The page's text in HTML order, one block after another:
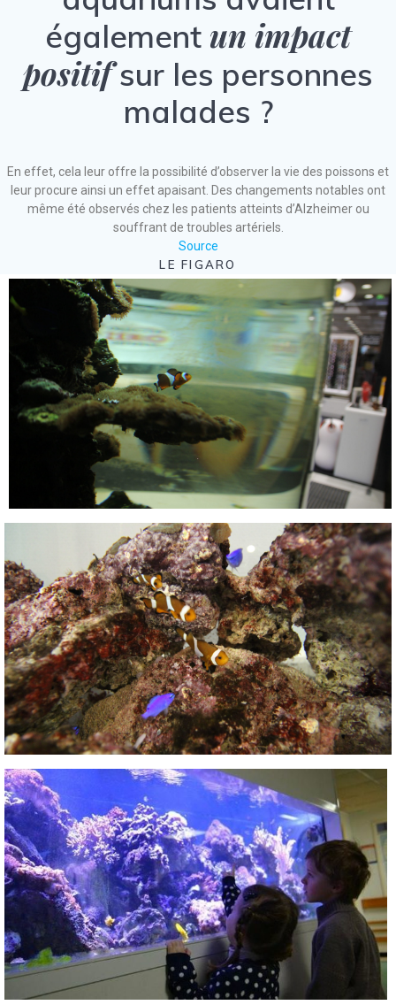
également un impact
positifsur les personnes
malades ?
En effet, cela leur offre la possibilité d’observer la vie des poissons et
leur procure ainsi un effet apaisant. Des changements notables ont
même été observés chez les patients atteints d’Alzheimer ou
souffrant de troubles artériels.
Source
LE FIGARO